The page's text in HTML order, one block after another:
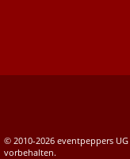
© 2010-2026 eventpeppers
vorbehalten.